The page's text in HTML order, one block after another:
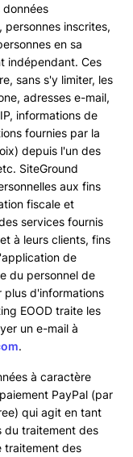
données
personnes inscrites,
en sa
indépendant. Ces
sans s'y limiter, les
adresses e-mail,
informations de
fournies par la
depuis l'un des
SiteGround
aux fins
fiscale et
services fournis
à leurs clients, fins
de
du personnel de
plus d'informations
EOOD traite les
un e-mail à
.
à caractère
PayPal (par
qui agit en tant
du traitement des
traitement des